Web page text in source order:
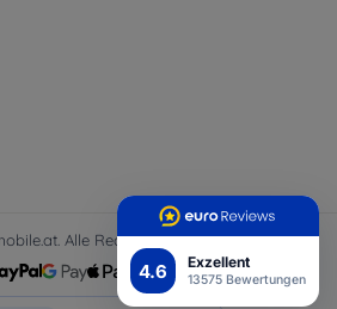
4.6 Exzellent
13575 Bewertungen
Alle Rechte vorbehalten.